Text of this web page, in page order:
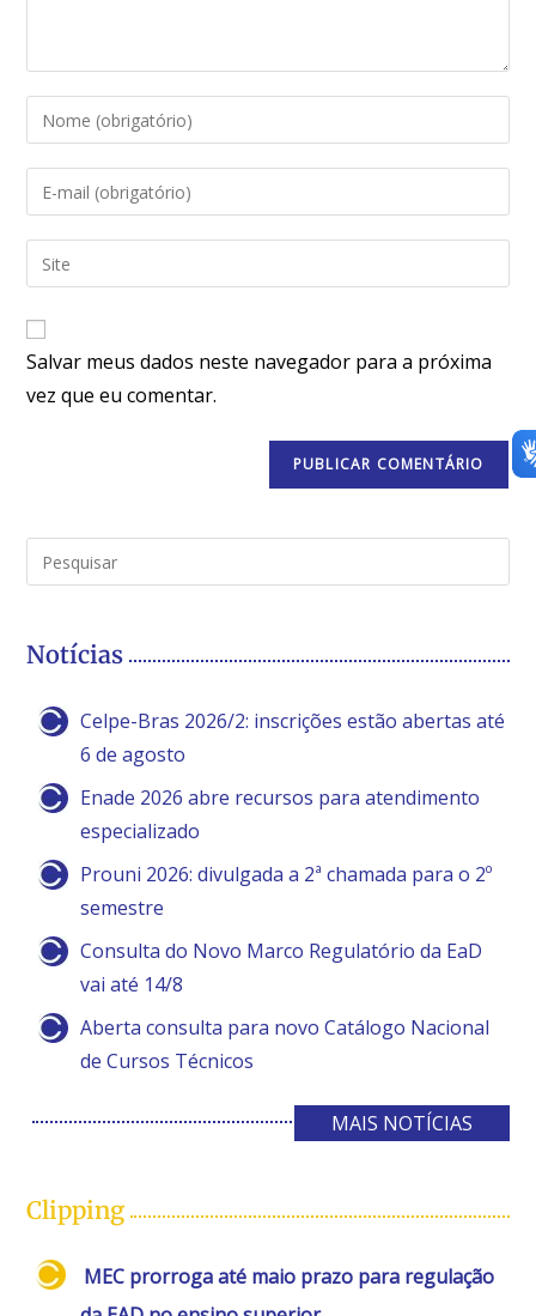
Salvar meus dados neste navegador para a próxima
vez que eu comentar.
Notícias
Celpe-Bras 2026/2: inscrições estão abertas até
6 de agosto
Enade 2026 abre recursos para atendimento
especializado
Prouni 2026: divulgada a 2ª chamada para o 2º
semestre
Consulta do Novo Marco Regulatório da EaD
vai até 14/8
Aberta consulta para novo Catálogo Nacional
de Cursos Técnicos
MAIS NOTÍCIAS
Clipping
MEC prorroga até maio prazo para regulação